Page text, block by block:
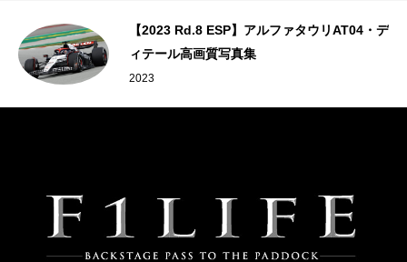
【2023 Rd.8 ESP】アルファタウリAT04・デ
ィテール高画質写真集
2023